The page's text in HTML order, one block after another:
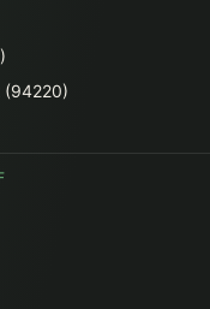
(94220)